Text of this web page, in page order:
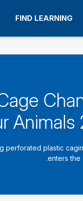
FIND LEARNING
Animals
perforated plastic
enters the